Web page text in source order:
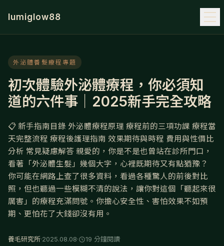
lumiglow88
外泌體養髮療程專題
初次體驗外泌體療程，你必須知
道的六件事｜2025新手完全攻略
📋 新手指南目錄 外泌體療程原理 療程前的三項功課 療程當
天完整流程 療程後護理指南 效果期待與時程 費用與性價比
分析 常見疑慮解答 親愛的，你是不是也曾站在診所門口，
看著「外泌體生髮」幾個大字，心裡既期待又有點猶豫？
你可能在網路上查了很多資料，看過各種驚人的前後對比
照，但也聽過一些模糊不清的說法，讓你對這個「聽起來很
厲害」的療程充滿問號。你擔心安全性、害怕效果不如預
期、更怕花了大錢卻沒有用。
養毛研究所·2025.08.08· 19 分鐘閱讀